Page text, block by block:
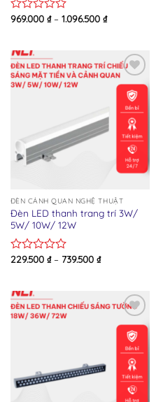
Rated
of
5
969.000 ₫– 1.096.500 ₫
Add to wishlist
ĐÈN CẢNH QUAN NGHỆ THUẬT
Đèn LED thanh trang trí 3W/
5W/ 10W/ 12W
Rated
of
5
229.500 ₫– 739.500 ₫
Add to wishlist